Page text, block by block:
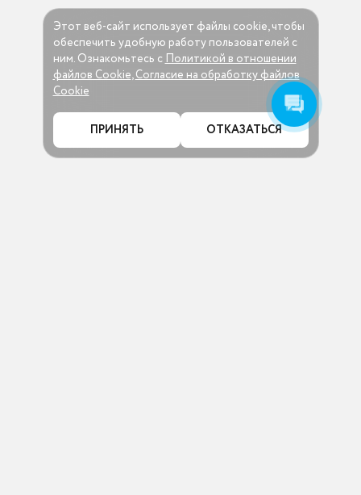
Этот веб-сайт использует файлы cookie, чтобы
обеспечить удобную работу пользователей c
ним. Ознакомьтесь cПолитикой в отношении
файлов Cookie,Согласие на обработку файлов
Cookie
ПРИНЯТЬ ОТКАЗАТЬСЯ